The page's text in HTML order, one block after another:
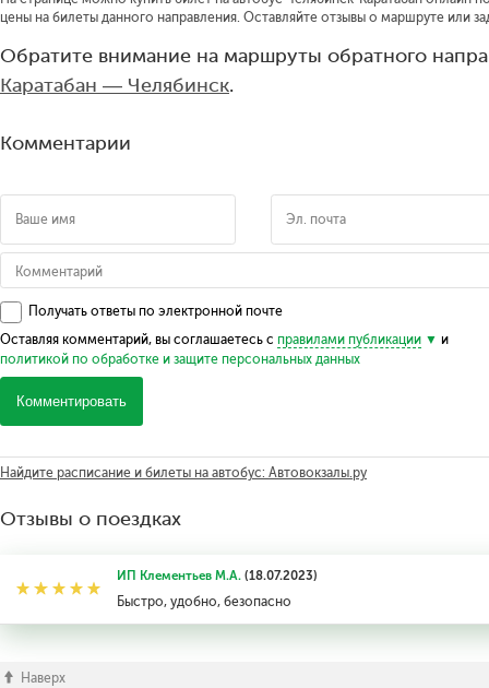
цены на билеты данного направления. Оставляйте отзывы о маршруте или
Обратите внимание на маршруты обратного
Каратабан — Челябинск.
Комментарии
Получать ответы по электронной почте
Оставляя комментарий, вы соглашаетесь с правилами публикации
и
политикой по обработке и защите персональных данных
Комментировать
Найдите расписание и билеты на автобус: Автовокзалы.ру
Отзывы о поездках
ИП Клементьев М.А.(18.07.2023)
Быстро, удобно, безопасно
Наверх